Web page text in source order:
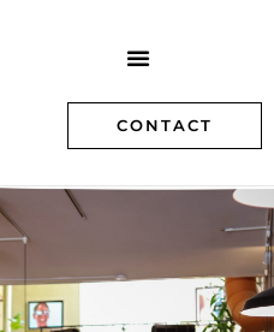
CONTACT